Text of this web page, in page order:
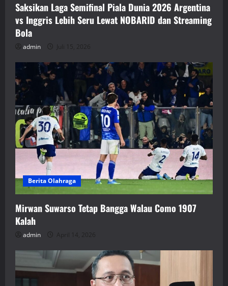
Saksikan Laga Semifinal Piala Dunia 2026 Argentina
vs Inggris Lebih Seru Lewat NOBARID dan Streaming
Bola
admin Juli 15, 2026
Berita Olahraga
Mirwan Suwarso Tetap Bangga Walau Como 1907
Kalah
admin April 14, 2026